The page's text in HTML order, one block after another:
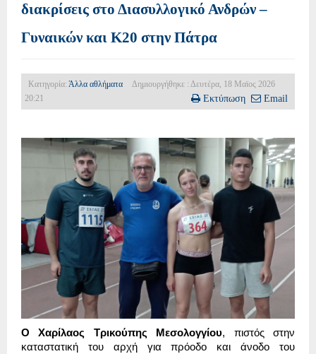
διακρίσεις στο Διασυλλογικό Ανδρών –
Γυναικών και Κ20 στην Πάτρα
Κατηγορία: Άλλα αθλήματα
Δημιουργήθηκε : Δευτέρα, 18 Μαϊος 2026
20:21
Εκτύπωση Email
Ο Χαρίλαος Τρικούπης Μεσολογγίου, πιστός στην
καταστατική του αρχή για πρόοδο και άνοδο του